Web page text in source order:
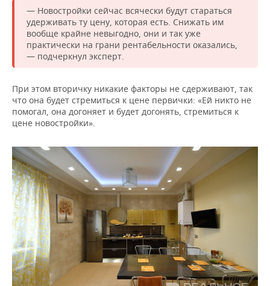
— Новостройки сейчас всячески будут стараться
удерживать ту цену, которая есть. Снижать им
вообще крайне невыгодно, они и так уже
практически на грани рентабельности оказались,
— подчеркнул эксперт.
При этом вторичку никакие факторы не сдерживают, так
что она будет стремиться к цене первички: «Ей никто не
помогал, она догоняет и будет догонять, стремиться к
цене новостройки».